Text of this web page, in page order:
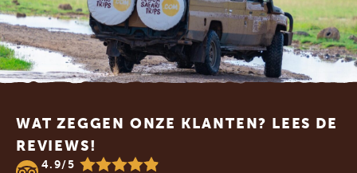
Footer
WAT ZEGGEN ONZE KLANTEN? LEES DE
REVIEWS!
4.9/5